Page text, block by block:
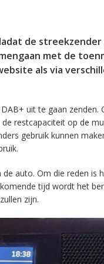
de streekzender
met de
als via
uit te gaan zenden.
restcapaciteit op de
gebruik kunnen
auto. Om die reden is
tijd wordt het
zijn.